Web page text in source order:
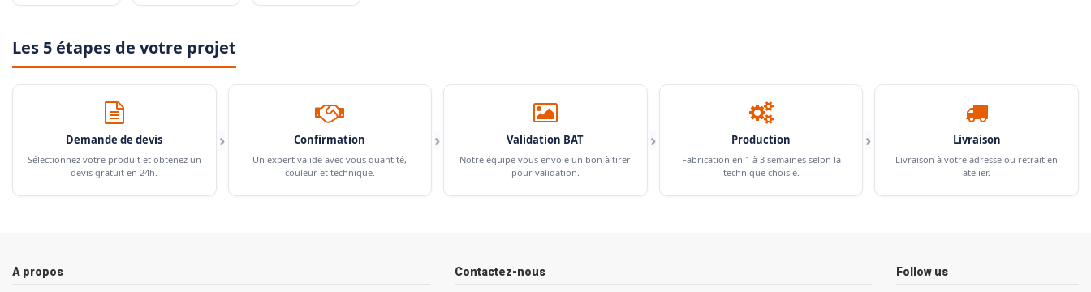
Les 5 étapes de votre projet
Demande de devis
Sélectionnez votre produit et obtenez un
devis gratuit en 24h.
› Confirmation
Un expert valide avec vous quantité,
couleur et technique.
› Validation BAT
Notre équipe vous envoie un bon à tirer
pour validation.
› Production
Fabrication en 1 à 3 semaines selon la
technique choisie.
› Livraison
Livraison à votre adresse ou retrait en
atelier.
A propos Contactez-nous Follow us